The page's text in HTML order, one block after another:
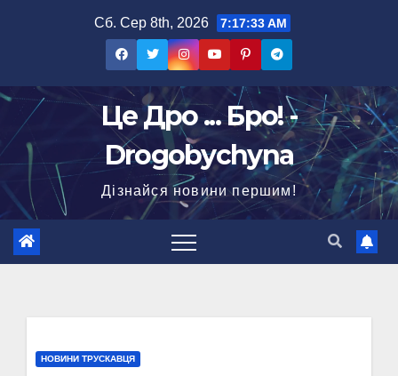
Сб. Сер 8th, 2026 7:17:34 AM
Це Дро ... Бро! -
Drogobychyna
Дізнайся новини першим!
НОВИНИ ТРУСКАВЦЯ